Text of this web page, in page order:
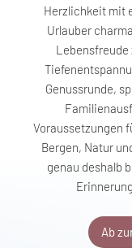
Herzlichkeit mit
Urlauber
Lebensfreude
Genussrunde,
Voraussetzungen
Bergen, Natur
genau deshalb
Ab